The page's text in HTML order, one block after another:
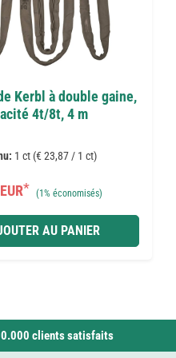
Kerbl à double gaine,
4t/8t, 4 m
1 ct (€ 23,87 / 1 ct)
* (1% économisés)
AU PANIER
clients satisfaits